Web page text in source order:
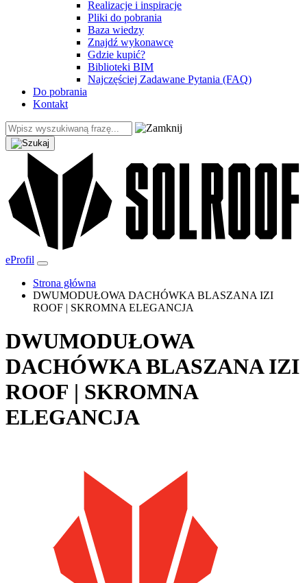
Realizacje i inspiracje
Pliki do pobrania
Baza wiedzy
Znajdź wykonawcę
Gdzie kupić?
Biblioteki BIM
Najczęściej Zadawane Pytania (FAQ)
Do pobrania
Kontakt
eProfil
Strona główna
DWUMODUŁOWA DACHÓWKA BLASZANA IZI
ROOF | SKROMNA ELEGANCJA
DWUMODUŁOWA
DACHÓWKA BLASZANA IZI
ROOF | SKROMNA
ELEGANCJA